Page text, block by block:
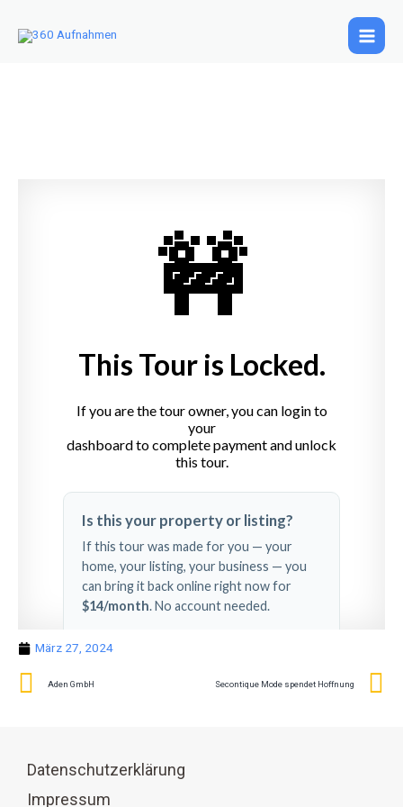
März 27, 2024
Aden GmbH Secontique Mode spendet Hoffnung
Datenschutzerklärung
Impressum